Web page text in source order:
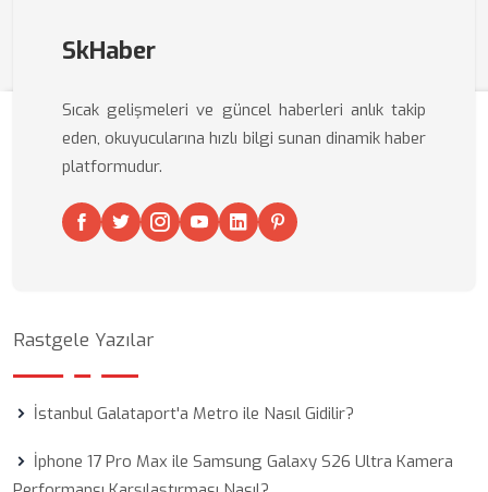
SkHaber
Sıcak gelişmeleri ve güncel haberleri anlık takip
eden, okuyucularına hızlı bilgi sunan dinamik haber
platformudur.
Rastgele Yazılar
İstanbul Galataport'a Metro ile Nasıl Gidilir?
İphone 17 Pro Max ile Samsung Galaxy S26 Ultra Kamera